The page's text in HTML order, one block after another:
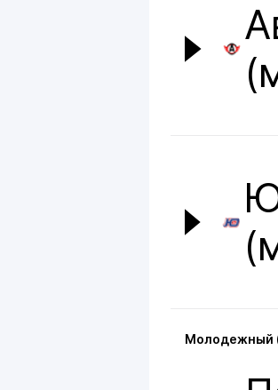
Молодежный